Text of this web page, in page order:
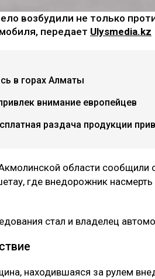
возбудили не только
передает Ulysmedia.kz
в горах Алматы
внимание европейцев
раздача продукции
области сообщили
где внедорожник
стал и владелец
находившаяся за рулем